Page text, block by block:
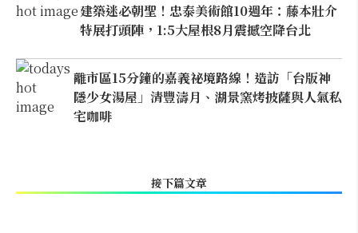
建築迷必朝聖！忠泰美術館10週年：藤本壯介
特展打頭陣，1:5大屋根8月震撼空降台北
離市區15分鐘的嘉義祕境路線！造訪「台版神
隱少女湯屋」清豐濤月、湖景窯烤披薩與人氣私
宅咖啡
接下篇文章